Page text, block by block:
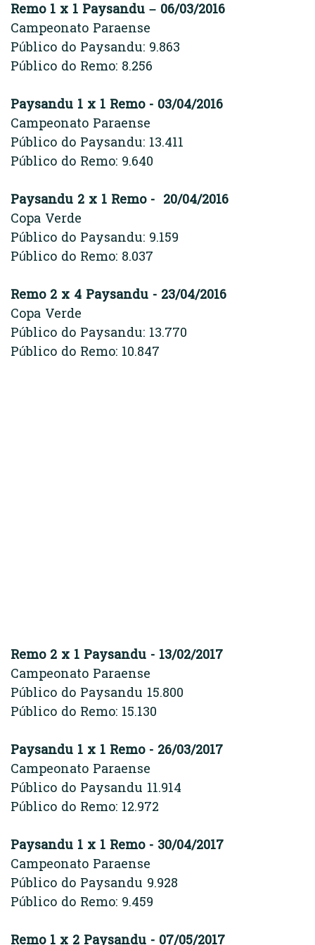
Remo 1 x 1 Paysandu – 06/03/2016
Campeonato Paraense
Público do Paysandu: 9.863
Público do Remo: 8.256
Paysandu 1 x 1 Remo - 03/04/2016
Campeonato Paraense
Público do Paysandu: 13.411
Público do Remo: 9.640
Paysandu 2 x 1 Remo - 20/04/2016
Copa Verde
Público do Paysandu: 9.159
Público do Remo: 8.037
Remo 2 x 4 Paysandu - 23/04/2016
Copa Verde
Público do Paysandu: 13.770
Público do Remo: 10.847
Remo 2 x 1 Paysandu - 13/02/2017
Campeonato Paraense
Público do Paysandu 15.800
Público do Remo: 15.130
Paysandu 1 x 1 Remo - 26/03/2017
Campeonato Paraense
Público do Paysandu 11.914
Público do Remo: 12.972
Paysandu 1 x 1 Remo - 30/04/2017
Campeonato Paraense
Público do Paysandu 9.928
Público do Remo: 9.459
Remo 1 x 2 Paysandu - 07/05/2017